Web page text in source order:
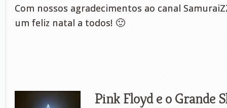
Com nossos agradecimentos ao canal
um feliz natal a todos! 🙂
Pink Floyd e o Grande